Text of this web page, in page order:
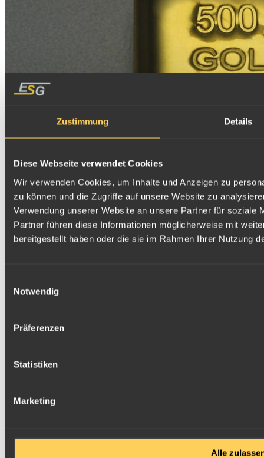
Zustimmung Details
Diese Webseite verwendet Cookies
Wir verwenden Cookies, um Inhalte und Anzeigen zu
zu können und die Zugriffe auf unsere Website zu
Verwendung unserer Website an unsere Partner für soziale
Partner führen diese Informationen möglicherweise mit
bereitgestellt haben oder die sie im Rahmen Ihrer Nutzung
Notwendig
Präferenzen
Statistiken
Marketing
Alle